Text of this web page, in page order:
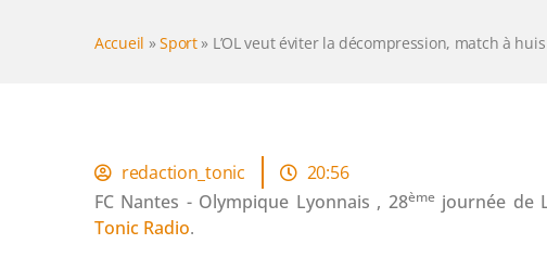
Accueil »Sport» L’OL veut éviter la décompression, match à
redaction_tonic
20:56
FC Nantes - Olympique Lyonnais , 28èmejournée de
Tonic Radio.